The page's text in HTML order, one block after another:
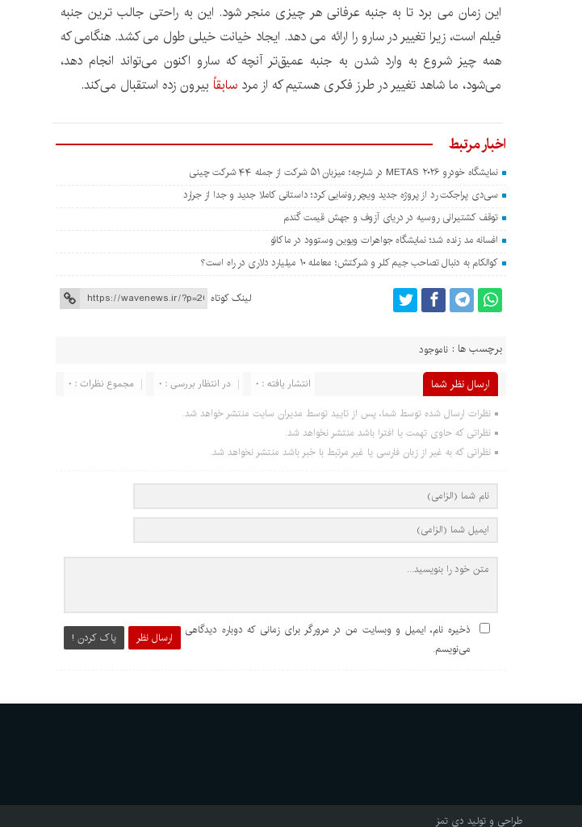
این زمان می برد تا به جنبه عرفانی هر چیزی منجر شود. این به راحتی جالب ترین جنبه
فیلم است، زیرا تغییر در سارو را ارائه می دهد. ایجاد خیانت خیلی طول می کشد. هنگامی که
همه چیز شروع به وارد شدن به جنبه عمیق‌تر آنچه که سارو اکنون می‌تواند انجام دهد،
می‌شود، ما شاهد تغییر در طرز فکری هستیم که از مرد سابقاً بیرون زده استقبال می‌کند.
اخبار مرتبط
نمایشگاه خودرو METAS ۲۰۲۶ در شارجه؛ میزبان ۵۱ شرکت از جمله ۴۴ شرکت چینی
سی‌دی پراجکت رد از پروژه جدید ویچر رونمایی کرد؛ داستانی کاملا جدید و جدا از جرارد
توقف کشتیرانی روسیه در دریای آزوف و جهش قیمت گندم
افسانه مد زنده شد؛ نمایشگاه جواهرات ویوین وستوود در ماکائو
کوالکام به دنبال تصاحب جیم کلر و شرکتش؛ معامله ۱۰ میلیارد دلاری در راه است؟
لینک کوتاه
برچسب ها : ناموجود
ارسال نظر شما مجموع نظرات : 0 در انتظار بررسی : 0 انتشار یافته : 0
نظرات ارسال شده توسط شما، پس از تایید توسط مدیران سایت منتشر خواهد شد.
نظراتی که حاوی تهمت یا افترا باشد منتشر نخواهد شد.
نظراتی که به غیر از زبان فارسی یا غیر مرتبط با خبر باشد منتشر نخواهد شد.
ارسال نظر پاک کردن !
ذخیره نام، ایمیل و وبسایت من در مرورگر برای زمانی که دوباره دیدگاهی
می‌نویسم.
طراحی و تولید دی تمز